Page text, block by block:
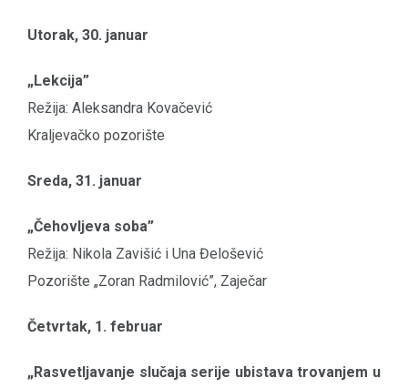
Utorak, 30. januar
„Lekcija”
Režija: Aleksandra Kovačević
Kraljevačko pozorište
Sreda, 31. januar
„Čehovljeva soba”
Režija: Nikola Zavišić i Una Đelošević
Pozorište „Zoran Radmilović”, Zaječar
Četvrtak, 1. februar
„Rasvetljavanje slučaja serije ubistava trovanjem u